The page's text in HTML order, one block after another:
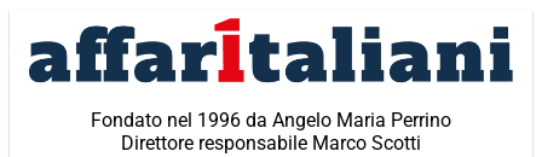
contenuto
Fondato nel 1996 da Angelo Maria Perrino
Direttore responsabile Marco Scotti